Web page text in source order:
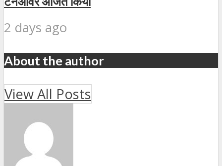
2 days ago
About the author
View All Posts